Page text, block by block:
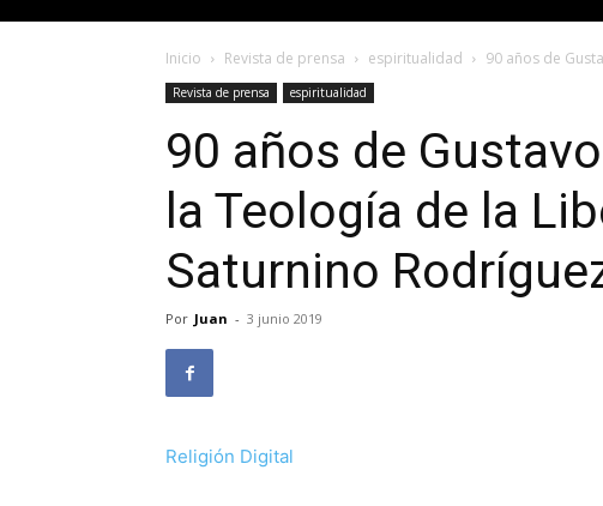
Inicio Revista de prensa espiritualidad 90 años de
Revista de prensa espiritualidad
90 años de
la Teología de la
Saturnino
Por Juan - 3 junio 2019
Religión Digital